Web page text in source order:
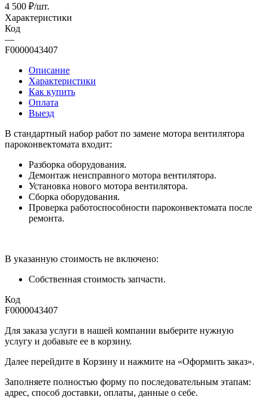
4 500 ₽/шт.
Характеристики
Код
—
F0000043407
Описание
Характеристики
Как купить
Оплата
Выезд
В стандартный набор работ по замене мотора вентилятора
пароконвектомата входит:
Разборка оборудования.
Демонтаж неисправного мотора вентилятора.
Установка нового мотора вентилятора.
Сборка оборудования.
Проверка работоспособности пароконвектомата после
ремонта.
В указанную стоимость не включено:
Собственная стоимость запчасти.
Код
F0000043407
Для заказа услуги в нашей компании выберите нужную
услугу и добавьте ее в корзину.
Далее перейдите в Корзину и нажмите на «Оформить заказ».
​​​​​​​Заполняете полностью форму по последовательным этапам:
адрес, способ доставки, оплаты, данные о себе.